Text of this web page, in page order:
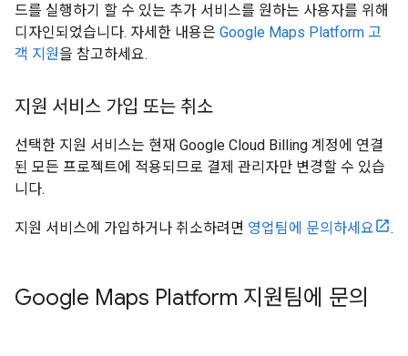
드를 실행하기 할 수 있는 추가 서비스를 원하는 사용자를 위해
디자인되었습니다. 자세한 내용은 Google Maps Platform 고
객 지원을 참고하세요.
지원 서비스 가입 또는 취소
선택한 지원 서비스는 현재 Google Cloud Billing 계정에 연결
된 모든 프로젝트에 적용되므로 결제 관리자만 변경할 수 있습
니다.
지원 서비스에 가입하거나 취소하려면 영업팀에 문의하세요 .
Google Maps Platform 지원팀에 문의